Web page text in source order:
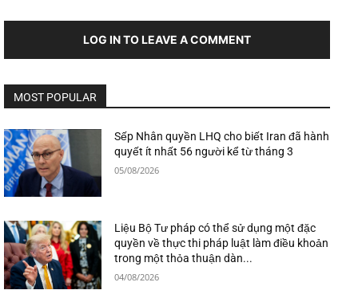
LOG IN TO LEAVE A COMMENT
MOST POPULAR
Sếp Nhân quyền LHQ cho biết Iran đã hành
quyết ít nhất 56 người kể từ tháng 3
05/08/2026
Liệu Bộ Tư pháp có thể sử dụng một đặc
quyền về thực thi pháp luật làm điều khoản
trong một thỏa thuận dàn...
04/08/2026